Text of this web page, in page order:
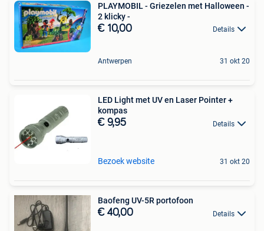
PLAYMOBIL - Griezelen met Halloween -
2 klicky -
€ 10,00 Details
Antwerpen 31 okt 20
LED Light met UV en Laser Pointer +
kompas
€ 9,95 Details
Bezoek website 31 okt 20
Baofeng UV-5R portofoon
€ 40,00 Details